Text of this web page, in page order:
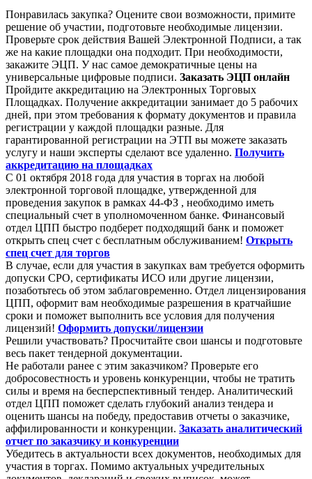
Понравилась закупка? Оцените свои возможности, примите
решение об участии, подготовьте необходимые лицензии.
Проверьте срок действия Вашей Электронной Подписи, а так
же на какие площадки она подходит. При необходимости,
закажите ЭЦП. У нас самое демократичные цены на
универсальные цифровые подписи. Заказать ЭЦП онлайн
Пройдите аккредитацию на Электронных Торговых
Площадках. Получение аккредитации занимает до 5 рабочих
дней, при этом требования к формату документов и правила
регистрации у каждой площадки разные. Для
гарантированной регистрации на ЭТП вы можете заказать
услугу и наши эксперты сделают все удаленно. Получить
аккредитацию на площадках
С 01 октября 2018 года для участия в торгах на любой
электронной торговой площадке, утвержденной для
проведения закупок в рамках 44-ФЗ , необходимо иметь
специальный счет в уполномоченном банке. Финансовый
отдел ЦПП быстро подберет подходящий банк и поможет
открыть спец счет с бесплатным обслуживанием! Открыть
спец счет для торгов
В случае, если для участия в закупках вам требуется оформить
допуски СРО, сертификаты ИСО или другие лицензии,
позаботьтесь об этом заблаговременно. Отдел лицензирования
ЦПП, оформит вам необходимые разрешения в кратчайшие
сроки и поможет выполнить все условия для получения
лицензий! Оформить допуски/лицензии
Решили участвовать? Просчитайте свои шансы и подготовьте
весь пакет тендерной документации.
Не работали ранее с этим заказчиком? Проверьте его
добросовестность и уровень конкуренции, чтобы не тратить
силы и время на бесперспективный тендер. Аналитический
отдел ЦПП поможет сделать глубокий анализ тендера и
оценить шансы на победу, предоставив отчеты о заказчике,
аффилированности и конкуренции. Заказать аналитический
отчет по заказчику и конкуренции
Убедитесь в актуальности всех документов, необходимых для
участия в торгах. Помимо актуальных учредительных